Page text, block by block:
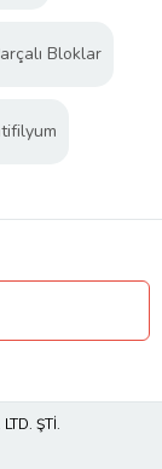
Bloklar
ŞTİ.